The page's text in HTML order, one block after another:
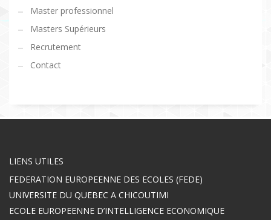
Master professionnel
Masters Supérieurs
Recrutement
Contact
LIENS UTILES
FEDERATION EUROPEENNE DES ECOLES (FEDE)
UNIVERSITE DU QUEBEC A CHICOUTIMI
ECOLE EUROPEENNE D’INTELLIGENCE ECONOMIQUE